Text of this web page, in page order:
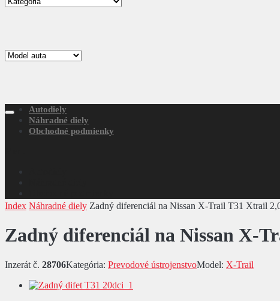
Autodiely
Náhradné diely
Obchodné podmienky
Index Náhradné diely Zadný diferenciál na Nissan X-Trail T31 Xtrail
Zadný diferenciál na Nissan X-
Inzerát č. 28706Kategória: Prevodové ústrojenstvoModel: X-Trail